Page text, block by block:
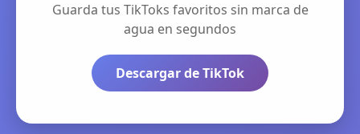
Guarda tus TikToks favoritos sin marca de
agua en segundos
Descargar de TikTok